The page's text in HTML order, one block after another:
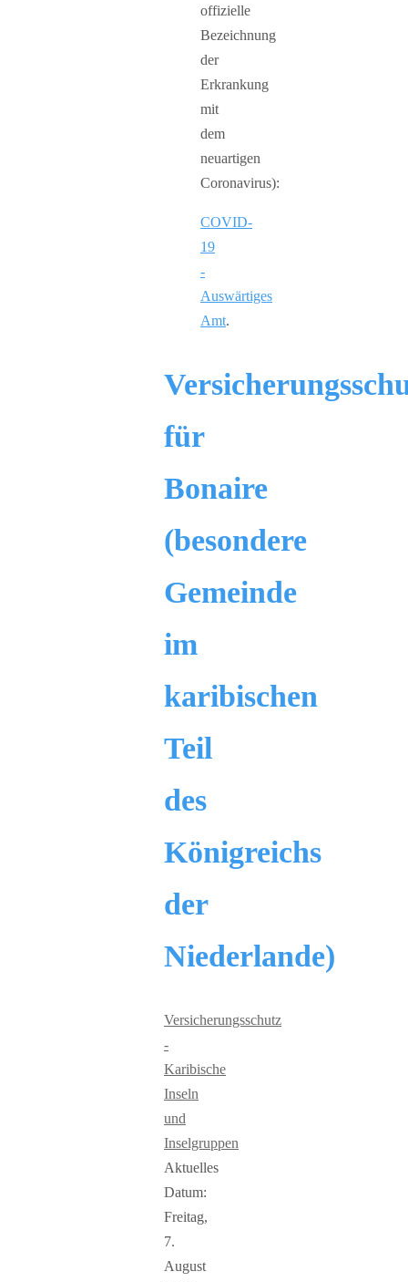
offizielle
Bezeichnung
der
Erkrankung
mit
dem
neuartigen
Coronavirus):
COVID-
19
-
Auswärtiges
Amt.
für
Bonaire
(besondere
Gemeinde
im
karibischen
Teil
des
Königreichs
der
Niederlande)
Versicherungsschutz
-
Karibische
Inseln
und
Inselgruppen
Aktuelles
Datum:
Freitag,
7.
August